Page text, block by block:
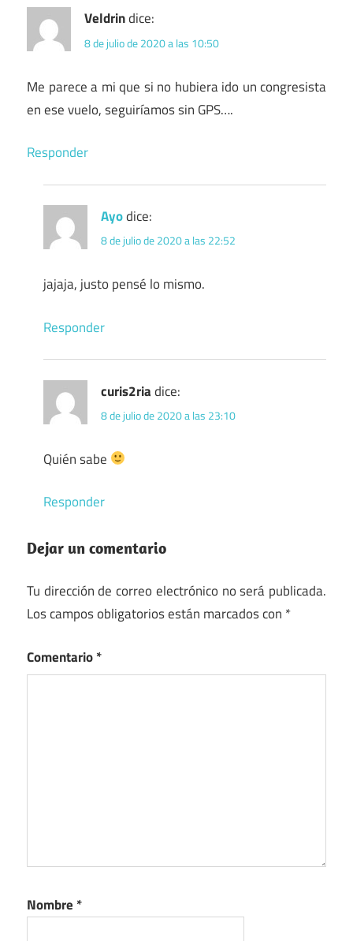
Veldrindice:
8 de julio de 2020 a las 10:50
Me parece a mi que si no hubiera ido un congresista
en ese vuelo, seguiríamos sin GPS….
Responder
Ayodice:
8 de julio de 2020 a las 22:52
jajaja, justo pensé lo mismo.
Responder
curis2ria dice:
8 de julio de 2020 a las 23:10
Quién sabe
Responder
Dejar un comentario
Tu dirección de correo electrónico no será publicada.
Los campos obligatorios están marcados con *
Comentario*
Nombre *